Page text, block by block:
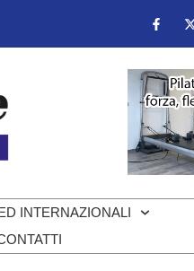
INTERNAZIONALI